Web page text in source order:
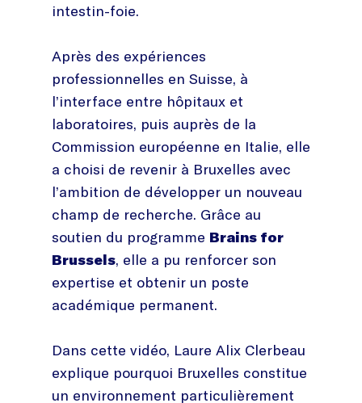
intestin-foie.
Après des expériences
professionnelles en Suisse, à
l’interface entre hôpitaux et
laboratoires, puis auprès de la
Commission européenne en Italie, elle
a choisi de revenir à Bruxelles avec
l’ambition de développer un nouveau
champ de recherche. Grâce au
soutien du programme Brains for
Brussels, elle a pu renforcer son
expertise et obtenir un poste
académique permanent.
Dans cette vidéo, Laure Alix Clerbeau
explique pourquoi Bruxelles constitue
un environnement particulièrement